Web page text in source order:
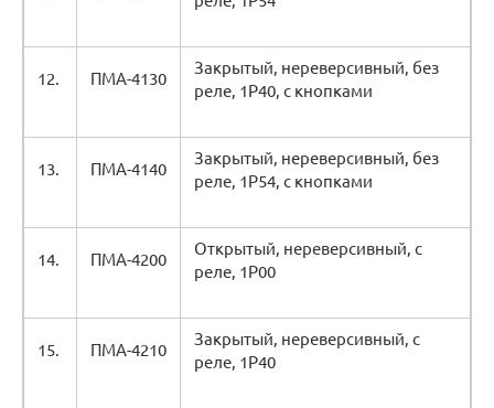
12. ПМА-4130
Закрытый, нереверсивный, без
реле, 1Р40, с кнопками
13. ПМА-4140
Закрытый, нереверсивный, без
реле, 1Р54, с кнопками
14. ПМА-4200
Открытый, нереверсивный, с
реле, 1Р00
15. ПМА-4210
Закрытый, нереверсивный, с
реле, 1Р40